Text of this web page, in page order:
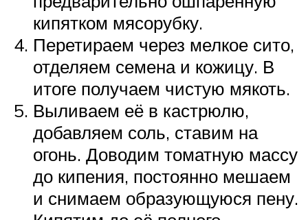
кипятком мясорубку.
Перетираем через мелкое сито,
отделяем семена и кожицу. В
итоге получаем чистую мякоть.
Выливаем её в кастрюлю,
добавляем соль, ставим на
огонь. Доводим томатную массу
до кипения, постоянно мешаем
и снимаем образующуюся пену.